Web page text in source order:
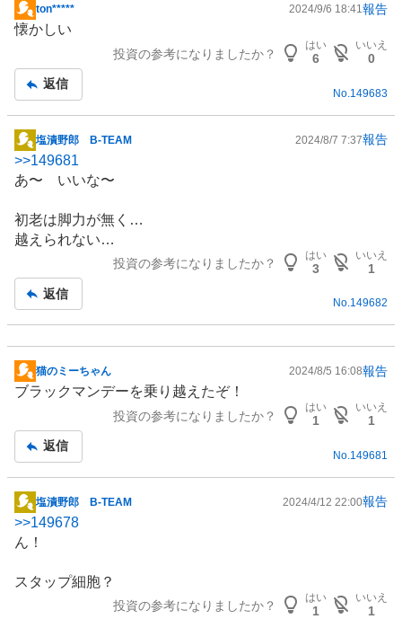
掲
示
事
ton***** 2024/9/6 18:41報告
懐かしい
投資の参考になりましたか？
はい
6
いいえ
0
返信
No.149683
掲
示
板
事
塩漬野郎 B-TEAM 2024/8/7 7:37報告
>>149681
あ〜 いいな〜
初老は脚力が無く…
越えられない…
投資の参考になりましたか？
はい
3
いいえ
1
返信
No.149682
掲
示
事
猫のミーちゃん 2024/8/5 16:08報告
ブラックマンデーを乗り越えたぞ！
投資の参考になりましたか？
はい
1
いいえ
1
返信
No.149681
掲
示
板
事
塩漬野郎 B-TEAM 2024/4/12 22:00報告
>>149678
ん！
スタップ細胞？
投資の参考になりましたか？
はい
1
いいえ
1